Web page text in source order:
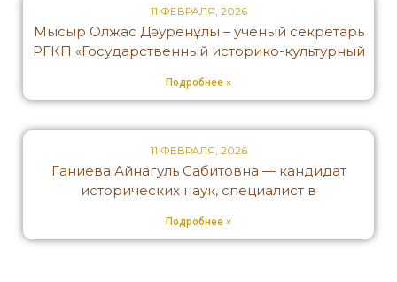
11 ФЕВРАЛЯ, 2026
Мысыр Олжас Дәуренұлы – ученый секретарь
РГКП «Государственный историко-культурный
Подробнее »
11 ФЕВРАЛЯ, 2026
Ганиева Айнагуль Сабитовна — кандидат
исторических наук, специалист в
Подробнее »